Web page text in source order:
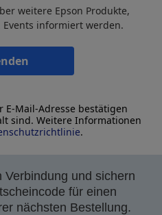
weitere Epson Produkte,
informiert werden.
Mail-Adresse bestätigen
sind. Weitere Informationen
.
und sichern
für einen
nächsten Bestellung.